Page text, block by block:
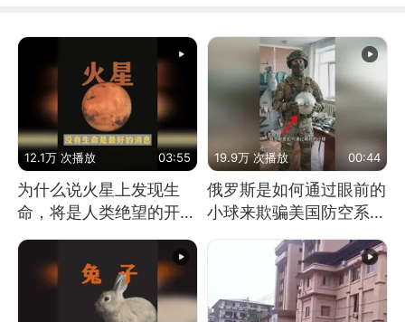
12.1万 次播放 03:55
为什么说火星上发现生
命，将是人类绝望的开
始？
19.9万 次播放 00:44
俄罗斯是如何通过眼前的
小球来欺骗美国防空系统